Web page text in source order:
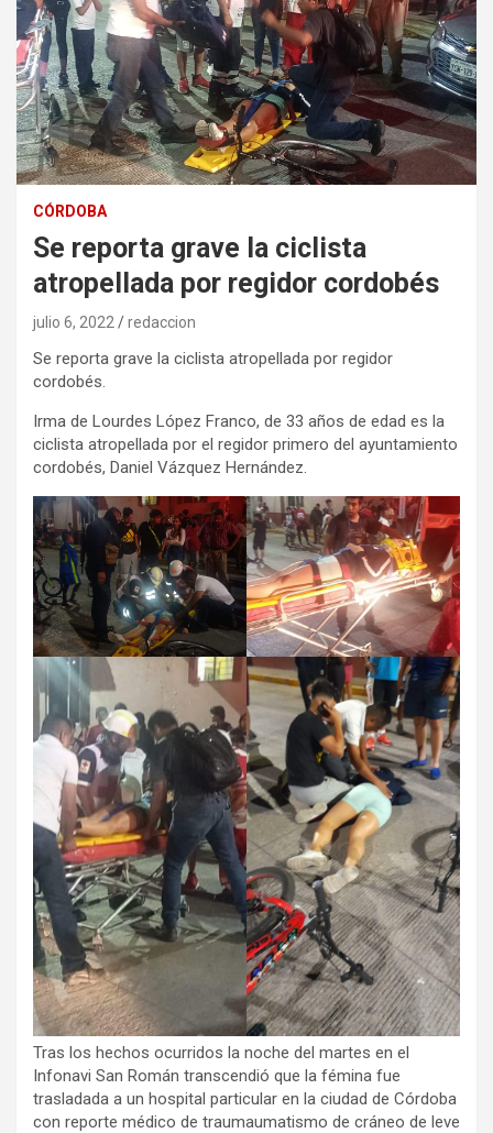
CÓRDOBA
Se reporta grave la ciclista
atropellada por regidor cordobés
julio 6, 2022 redaccion
Se reporta grave la ciclista atropellada por regidor
cordobés.
Irma de Lourdes López Franco, de 33 años de edad es la
ciclista atropellada por el regidor primero del ayuntamiento
cordobés, Daniel Vázquez Hernández.
Tras los hechos ocurridos la noche del martes en el
Infonavi San Román transcendió que la fémina fue
trasladada a un hospital particular en la ciudad de Córdoba
con reporte médico de traumaumatismo de cráneo de leve